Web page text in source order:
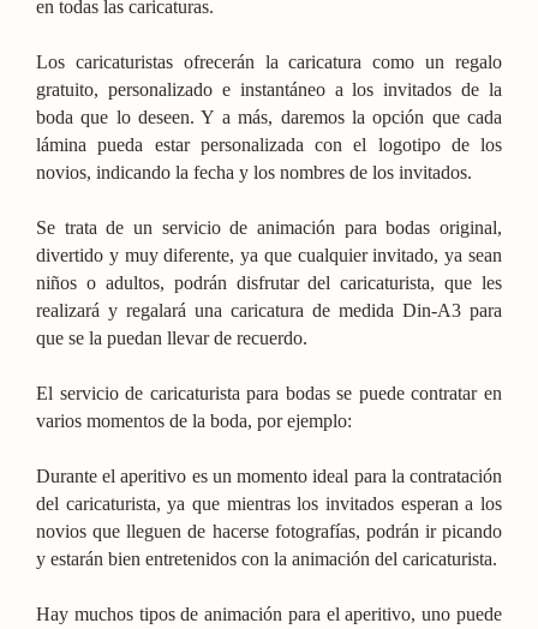
en todas las caricaturas.
Los caricaturistas ofrecerán la caricatura como un regalo
gratuito, personalizado e instantáneo a los invitados de la
boda que lo deseen. Y a más, daremos la opción que cada
lámina pueda estar personalizada con el logotipo de los
novios, indicando la fecha y los nombres de los invitados.
Se trata de un servicio de animación para bodas original,
divertido y muy diferente, ya que cualquier invitado, ya sean
niños o adultos, podrán disfrutar del caricaturista, que les
realizará y regalará una caricatura de medida Din-A3 para
que se la puedan llevar de recuerdo.
El servicio de caricaturista para bodas se puede contratar en
varios momentos de la boda, por ejemplo:
Durante el aperitivo es un momento ideal para la contratación
del caricaturista, ya que mientras los invitados esperan a los
novios que lleguen de hacerse fotografías, podrán ir picando
y estarán bien entretenidos con la animación del caricaturista.
Hay muchos tipos de animación para el aperitivo, uno puede